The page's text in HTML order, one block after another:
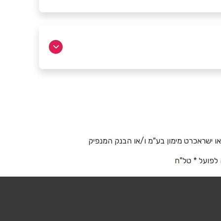
ישראכרט מימון בע"מ ו/או הבנק המנפיק
לפועל * טל"ח